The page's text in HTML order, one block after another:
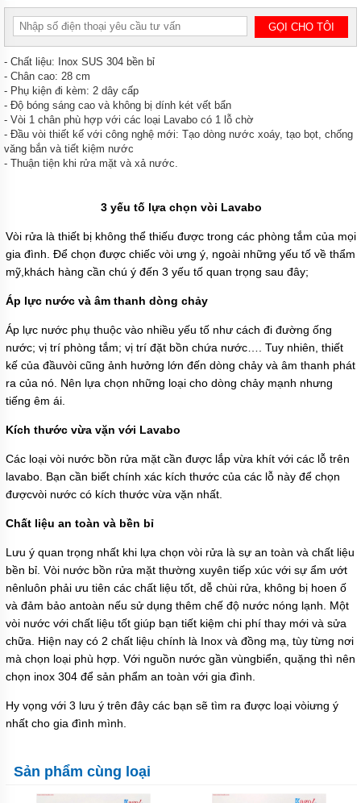
DỤNG
LIÊN
HỆ
- Chất liệu: Inox SUS 304 bền bỉ
- Chân cao: 28 cm
- Phụ kiện đi kèm: 2 dây cấp
- Độ bóng sáng cao và không bị dính két vết bẩn
- Vòi 1 chân phù hợp với các loại Lavabo có 1 lỗ chờ
- Đầu vòi thiết kế với công nghệ mới: Tạo dòng nước xoáy, tạo bọt, chống
văng bắn và tiết kiệm nước
- Thuận tiện khi rửa mặt và xả nước.
3 yếu tố lựa chọn vòi Lavabo
Vòi rửa là thiết bị không thể thiếu được trong các phòng tắm của mọi
gia đình. Để chọn được chiếc vòi ưng ý, ngoài những yếu tố về thẩm
mỹ,khách hàng cần chú ý đến 3 yếu tố quan trọng sau đây;
Áp lực nước và âm thanh dòng chảy
Áp lực nước phụ thuộc vào nhiều yếu tố như cách đi đường ống
nước; vị trí phòng tắm; vị trí đặt bồn chứa nước…. Tuy nhiên, thiết
kế của đầuvòi cũng ảnh hưởng lớn đến dòng chảy và âm thanh phát
ra của nó. Nên lựa chọn những loại cho dòng chảy mạnh nhưng
tiếng êm ái.
Kích thước vừa vặn với Lavabo
Các loại vòi nước bồn rửa mặt cần được lắp vừa khít với các lỗ trên
lavabo. Bạn cần biết chính xác kích thước của các lỗ này để chọn
đượcvòi nước có kích thước vừa vặn nhất.
Chất liệu an toàn và bền bỉ
Lưu ý quan trọng nhất khi lựa chọn vòi rửa là sự an toàn và chất liệu
bền bỉ. Vòi nước bồn rửa mặt thường xuyên tiếp xúc với sự ẩm ướt
nênluôn phải ưu tiên các chất liệu tốt, dễ chùi rửa, không bị hoen ố
và đảm bảo antoàn nếu sử dụng thêm chế độ nước nóng lạnh. Một
vòi nước với chất liệu tốt giúp bạn tiết kiệm chi phí thay mới và sửa
chữa. Hiện nay có 2 chất liệu chính là Inox và đồng mạ, tùy từng nơi
mà chọn loại phù hợp. Với nguồn nước gần vùngbiển, quặng thì nên
chọn inox 304 để sản phẩm an toàn với gia đình.
Hy vọng với 3 lưu ý trên đây các bạn sẽ tìm ra được loại vòiưng ý
nhất cho gia đình mình.
Sản phẩm cùng loại